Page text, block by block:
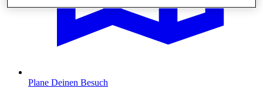
Plane Deinen Besuch